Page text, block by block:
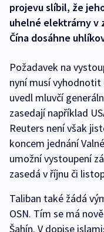
projevu slíbil, že
uhelné elektrárny v
Čína dosáhne
Požadavek na
nyní musí
uvedl mluvčí
zasedají například
Reuters není však
koncem jednání
umožní vystoupení
zasedá v říjnu či
Taliban také žádá
OSN. Tím se má
Šahín. V dopise